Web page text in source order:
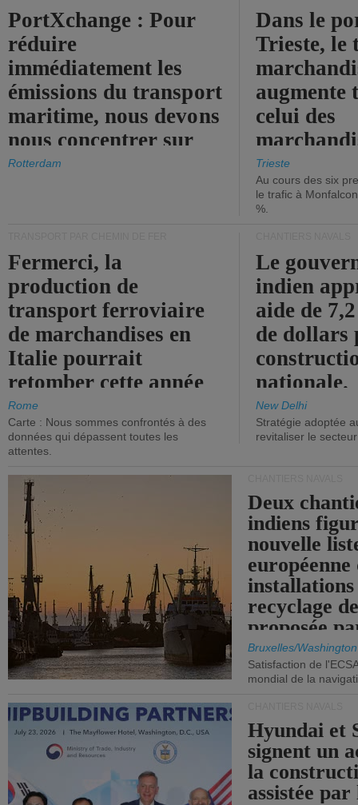
PortXchange : Pour
réduire
immédiatement les
émissions du transport
maritime, nous devons
nous concentrer sur
les ports.
Rotterdam
Dans le
Trieste, le
augmente
celui des
diminue.
Trieste
Au cours des six
le trafic à
%.
Fermerci, la
production de
transport ferroviaire
de marchandises en
Italie pourrait
retomber cette année
aux niveaux de 2015.
Rome
Carte : Nous sommes confrontés à des
données qui dépassent toutes les
attentes.
Le
indien
aide de
de dollars
nationale.
New Delhi
Stratégie adoptée
revitaliser le secteur
Deux
indiens
nouvelle
européenne
installations
recyclage
proposée
Bruxelles/Washington
Satisfaction de
mondial de la
Hyundai et
signent un
la
assistée